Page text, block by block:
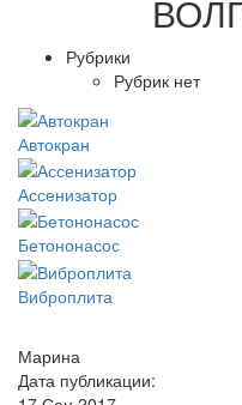
Рубрики
Рубрик нет
Автокран
Ассенизатор
Бетононасос
Виброплита
Марина
Дата публикации: